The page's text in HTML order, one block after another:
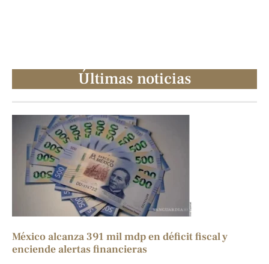
Últimas noticias
México alcanza 391 mil mdp en déficit fiscal y
enciende alertas financieras